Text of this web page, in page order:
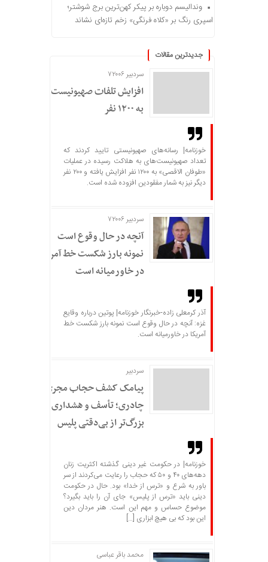
وندالیسم دوباره بر پیکر کهن‌ترین برج شوشتر؛
اسپری رنگ بر «کلاه فرنگی» زخم تازه‌ای نشاند
جدیدترین مقالات
سردبیر ۷۲۰۰۶
افزایش تلفات صهیونیست‌ها
به ۱۲۰۰ نفر
خوزنامه| رسانه‌های صهیونیستی تایید کردند که
تعداد صهیونیست‌های به هلاکت رسیده در عملیات
«طوفان الاقصی» به ۱۲۰۰ نفر افزایش یافته و ۲۰۰ نفر
دیگر نیز به شمار مفقودین افزوده شده است.
سردبیر ۷۲۰۰۶
آنچه در حال وقوع است
نمونه بارز شکست خط آمریکا
در خاورمیانه است
آذر کرمعلی زاده-خبرنگار خوزنامه| پوتین درباره وقایع
غزه: آنچه در حال وقوع است نمونه بارز شکست خط
آمریکا در خاورمیانه است.
سردبير
پیامک کشف حجاب مجری
چادری؛ تأسف و هشداری
بزرگ‌تر از بی‌دقتی پلیس
خوزنامه| در حکومت غیر دینی گذشته اکثریت زنان
دهه‌های ۴۰ و ۵۰ که حجاب را رعایت می‌کردند از سر
باور به شرع و «ترس از خدا» بود. حال در حکومت
دینی باید «ترس از پلیس» جای آن را باید بگیرد؟
موضوع حساس و مهم این است. هنر مردان دین
این بود که بی هیچ ابزاری […]
محمد باقر عباسی